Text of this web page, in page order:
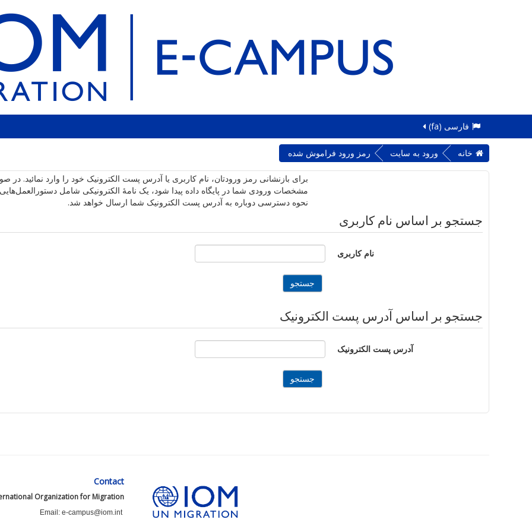
فارسی ‎(fa)‎
خانه ورود به سایت رمز ورود فراموش شده
برای بازنشانی رمز ورودتان، نام کاربری یا آدرس پست الکترونیک خود را وارد نمائید. در
مشخصات ورودی شما در پایگاه داده پیدا شود، یک نامهٔ الکترونیکی شامل
نحوه دسترسی دوباره به آدرس پست الکترونیک شما ارسال خواهد شد.
جستجو بر اساس نام کاربری
نام کاربری
جستجو بر اساس آدرس پست الکترونیک
آدرس پست الکترونیک
Contact
Organization for Migration
Email: e-campus@iom.int